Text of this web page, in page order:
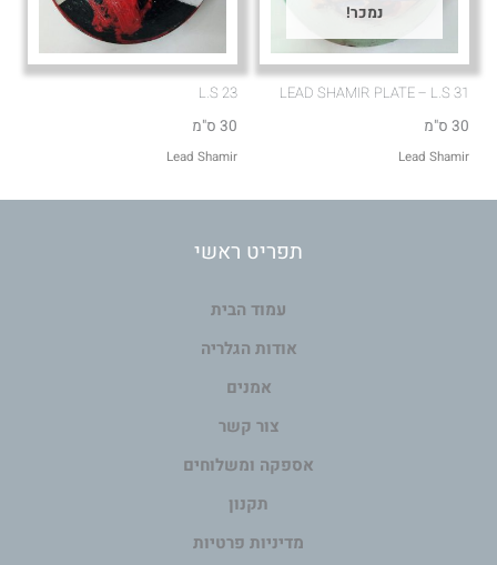
נמכר!
LEAD SHAMIR PLATE – L.S 31
30 ס"מ
Lead Shamir
L.S 23
30 ס"מ
Lead Shamir
תפריט ראשי
עמוד הבית
אודות הגלריה
אמנים
צור קשר
אספקה ומשלוחים
תקנון
מדיניות פרטיות